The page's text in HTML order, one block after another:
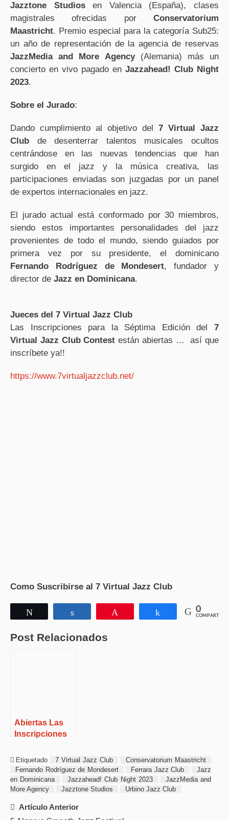
Jazztone Studiosen Valencia (España), clases
magistrales ofrecidas por Conservatorium
Maastricht. Premio especial para la categoría Sub25:
un año de representación de la agencia de reservas
JazzMedia and More Agency(Alemania) más un
concierto en vivo pagado en Jazzahead! Club Night
2023.
Sobre el Jurado:
Dando cumplimiento al objetivo del 7 Virtual Jazz
Club de desenterrar talentos musicales ocultos
centrándose en las nuevas tendencias que han
surgido en el jazz y la música creativa, las
participaciones enviadas son juzgadas por un panel
de expertos internacionales en jazz.
El jurado actual está conformado por 30 miembros,
siendo estos importantes personalidades del jazz
provenientes de todo el mundo, siendo guiados por
primera vez por su presidente, el dominicano
Fernando Rodríguez de Mondesert, fundador y
director deJazz en Dominicana.
Jueces del 7 Virtual Jazz Club
Las Inscripciones para la Séptima Edición del 7
Virtual Jazz Club Contest están abiertas … así que
inscríbete ya!!
https://www.7virtualjazzclub.net/
Como Suscribirse al 7 Virtual Jazz Club
Compartir Compartir
0
COMPARTIR
Post Relacionados
Abiertas Las
Inscripciones
Edición Del 7
Virtual Jazz
Club Contest.
Etiquetado 7 Virtual Jazz Club
Conservatorium Maastricht
Fernando Rodríguez de Mondesert
Ferrara Jazz Club
Jazz
en Dominicana
Jazzahead! Club Night 2023
JazzMedia and
More Agency
Jazztone Studios Urbino Jazz Club
Post
Artículo Anterior